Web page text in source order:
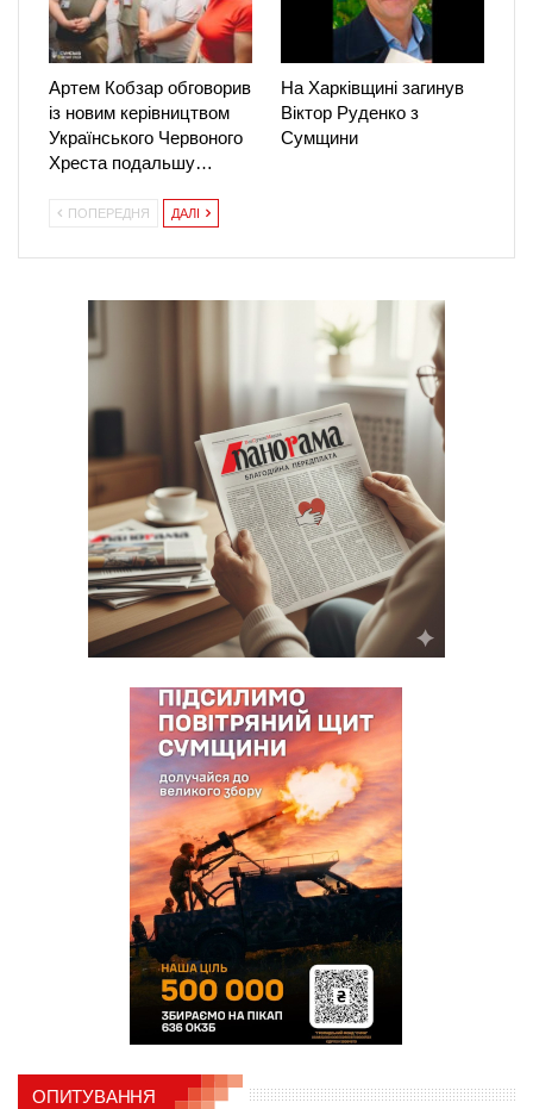
Артем Кобзар обговорив
із новим керівництвом
Українського Червоного
Хреста подальшу…
На Харківщині загинув
Віктор Руденко з
Сумщини
ПОПЕРЕДНЯ ДАЛІ
ОПИТУВАННЯ